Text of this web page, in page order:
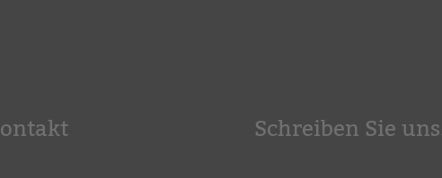
Schreiben Sie